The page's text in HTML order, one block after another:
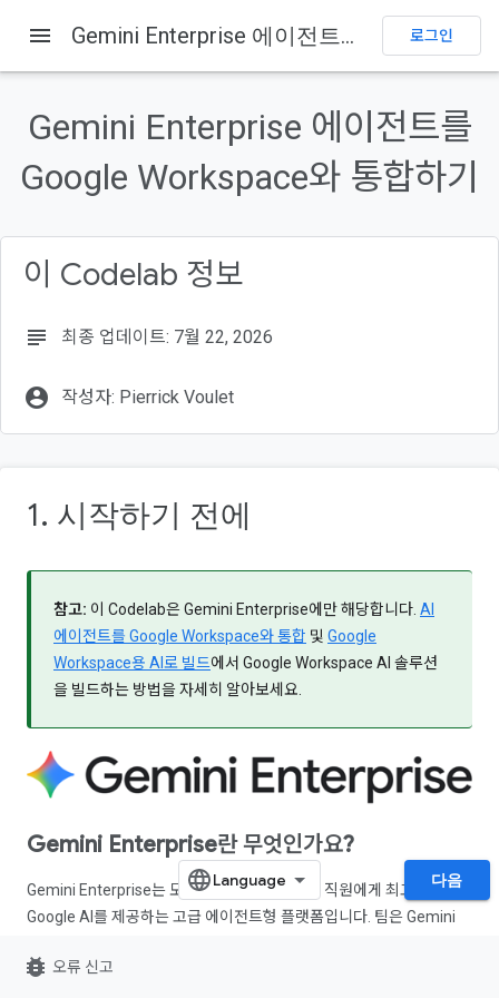
1. 시작하기 전에
Gemini Enterprise란 무엇인가요?
Google Workspace란 무엇인가요?
어떤 종류의 맞춤 통합인가요?
menu Gemini Enterprise 에이전트를 Google Workspace와 통합하기 로그인
Gemini Enterprise 에이전트를
Google Workspace와 통합하기
이 Codelab 정보
subject 최종 업데이트: 7월 22, 2026
account_circle 작성자: Pierrick Voulet
1. 시작하기 전에
참고: 이 Codelab은 Gemini Enterprise에만 해당합니다. AI
에이전트를 Google Workspace와 통합 및 Google
Workspace용 AI로 빌드에서 Google Workspace AI 솔루션
을 빌드하는 방법을 자세히 알아보세요.
Gemini Enterprise란 무엇인가요?
Gemini Enterprise는 모든 워크플로에서 모든 직원에게 최고의
Google AI를 제공하는 고급 에이전트형 플랫폼입니다. 팀은 Gemini
유, 실행할 수 있습니다.
다음
bug_report 오류 신고